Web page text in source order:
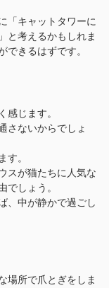
「キャットタワーに
と考えるかもしれま
できるはずです。
感じます。
さないからでしょ
す。
スが猫たちに人気な
でしょう。
、中が静かで過ごし
場所で爪とぎをしま